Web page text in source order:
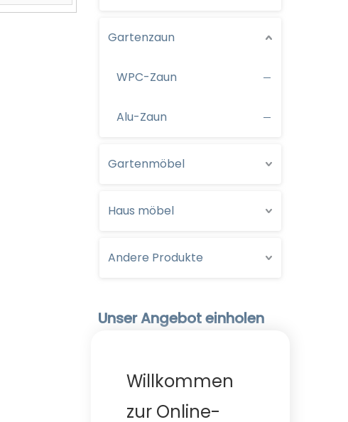
Gartenzaun
WPC-Zaun
Alu-Zaun
Gartenmöbel
Haus möbel
Andere Produkte
Unser Angebot einholen
Willkommen
zur Online-